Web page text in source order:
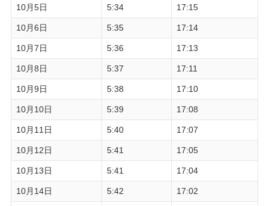
10月5日 5:34 17:15
10月6日 5:35 17:14
10月7日 5:36 17:13
10月8日 5:37 17:11
10月9日 5:38 17:10
10月10日 5:39 17:08
10月11日 5:40 17:07
10月12日 5:41 17:05
10月13日 5:41 17:04
10月14日 5:42 17:02